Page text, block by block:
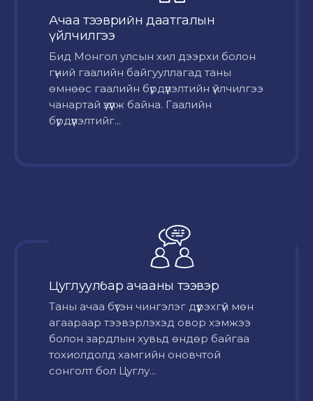
Ачаа тээврийн даатгалын
үйлчилгээ
Бид Монгол улсын хил дээрхи болон
гүний гаалийн байгууллагад таны
өмнөөс гаалийн бүрдүүлэлтийн үйлчилгээ
чанартай үзүүлж байна. Гаалийн
бүрдүүлэлтийг...
Цуглуулбар ачааны тээвэр
Таны ачаа бүтэн чингэлэг дүүрэхгүй мөн
агаараар тээвэрлэхэд овор хэмжээ
болон зардлын хувьд өндөр байгаа
тохиолдолд хамгийн оновчтой
сонголт бол Цуглу...